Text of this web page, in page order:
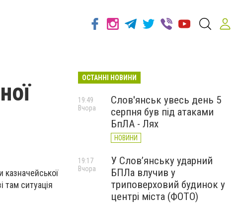
там ситуація
ОСТАННІ НОВИНИ
Слов'янськ увесь день 5
серпня був під атаками
БпЛА - Лях
НОВИНИ
19:49
Вчора
У Слов’янську ударний
БПЛа влучив у
триповерховий будинок у
центрі міста (ФОТО)
19:17
Вчора